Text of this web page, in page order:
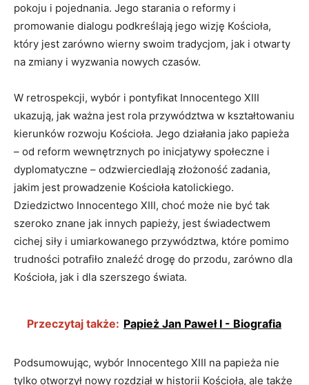
pokoju i pojednania. Jego starania o reformy i
promowanie dialogu podkreślają jego wizję Kościoła,
który jest zarówno wierny swoim tradycjom, jak i otwarty
na zmiany i wyzwania nowych czasów.
W retrospekcji, wybór i pontyfikat Innocentego XIII
ukazują, jak ważna jest rola przywództwa w kształtowaniu
kierunków rozwoju Kościoła. Jego działania jako papieża
– od reform wewnętrznych po inicjatywy społeczne i
dyplomatyczne – odzwierciedlają złożoność zadania,
jakim jest prowadzenie Kościoła katolickiego.
Dziedzictwo Innocentego XIII, choć może nie być tak
szeroko znane jak innych papieży, jest świadectwem
cichej siły i umiarkowanego przywództwa, które pomimo
trudności potrafiło znaleźć drogę do przodu, zarówno dla
Kościoła, jak i dla szerszego świata.
Przeczytaj także: Papież Jan Paweł I - Biografia
Podsumowując, wybór Innocentego XIII na papieża nie
tylko otworzył nowy rozdział w historii Kościoła, ale także